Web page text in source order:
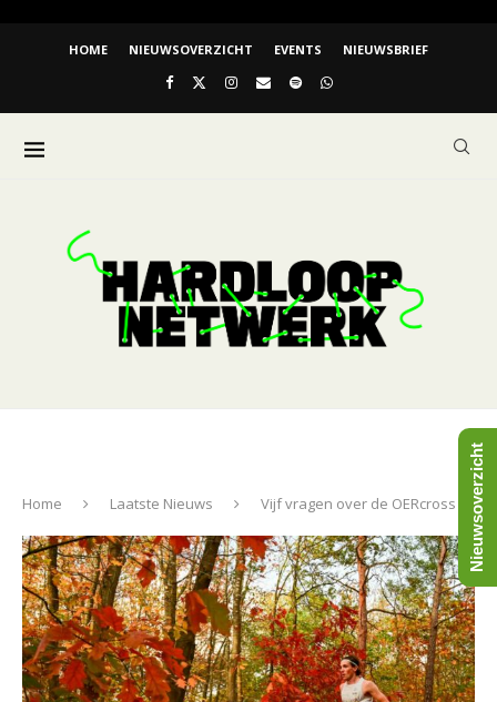
HOME NIEUWSOVERZICHT EVENTS NIEUWSBRIEF
Home Laatste Nieuws Vijf vragen over de OERcross Nieuwsoverzicht